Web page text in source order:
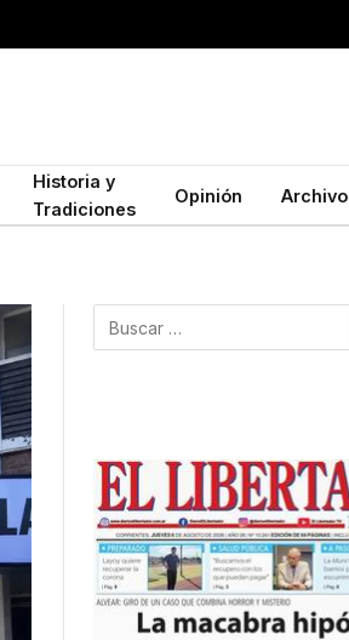
Historia y
Tradiciones
Opinión Archivo